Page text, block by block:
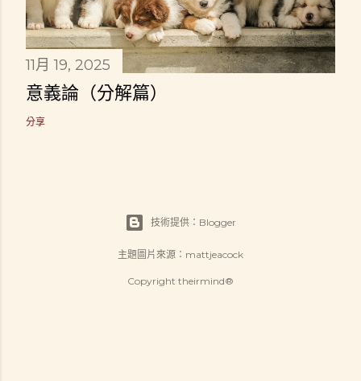
11月 19, 2025
意義論（分解篇）
分享
技術提供：Blogger
主題圖片來源： mattjeacock
Copyright theirmind®